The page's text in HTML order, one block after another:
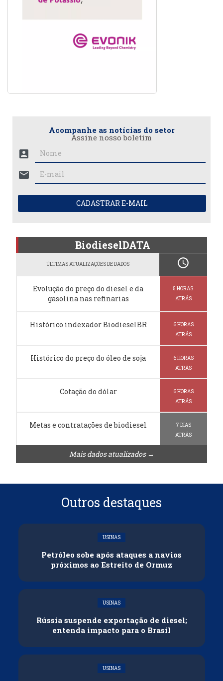
Acompanhe as notícias do setor
Assine nosso boletim
account_box
mail
CADASTRAR E-MAIL
BiodieselDATA
ÚLTIMAS ATUALIZAÇÕES DE DADOS schedule
Evolução do preço do diesel e da
gasolina nas refinarias
5 HORAS
ATRÁS
Histórico indexador BiodieselBR
6 HORAS
ATRÁS
Histórico do preço do óleo de soja
6 HORAS
ATRÁS
Cotação do dólar
6 HORAS
ATRÁS
Metas e contratações de biodiesel
7 DIAS
ATRÁS
Mais dados atualizados →
Outros destaques
USINAS
Petróleo sobe após ataques a navios
próximos ao Estreito de Ormuz
USINAS
Rússia suspende exportação de diesel;
entenda impacto para o Brasil
USINAS